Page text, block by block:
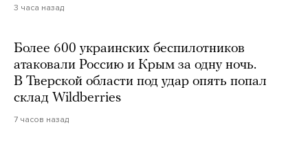
3 часа назад
Более 600 украинских беспилотников
атаковали Россию и Крым за одну ночь.
В Тверской области под удар опять попал
склад Wildberries
7 часов назад